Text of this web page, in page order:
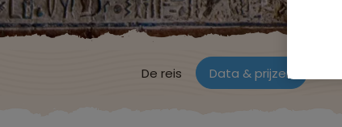
De reis Data & prijzen